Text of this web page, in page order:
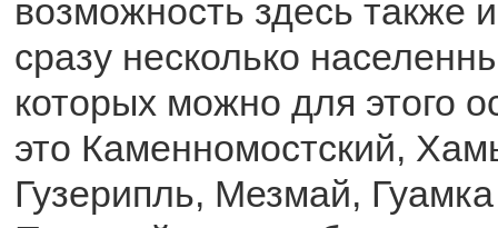
возможность здесь также
сразу несколько
которых можно для этого
это Каменномостский,
Гузерипль, Мезмай,